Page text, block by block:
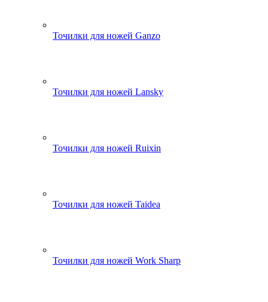
Точилки для ножей Ganzo
Точилки для ножей Lansky
Точилки для ножей Ruixin
Точилки для ножей Taidea
Точилки для ножей Work Sharp